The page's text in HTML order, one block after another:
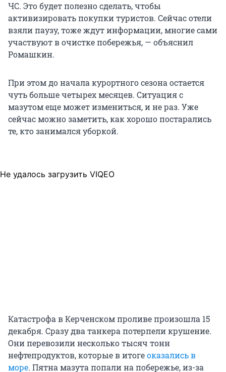
ЧС. Это будет полезно сделать, чтобы
активизировать покупки туристов. Сейчас отели
взяли паузу, тоже ждут информации, многие сами
участвуют в очистке побережья, — объяснил
Ромашкин.
При этом до начала курортного сезона остается
чуть больше четырех месяцев. Ситуация с
мазутом еще может измениться, и не раз. Уже
сейчас можно заметить, как хорошо постарались
те, кто занимался уборкой.
Не удалось загрузить VIQEO
Катастрофа в Керченском проливе произошла 15
декабря. Сразу два танкера потерпели крушение.
Они перевозили несколько тысяч тонн
нефтепродуктов, которые в итогеоказались в
море. Пятна мазута попали на побережье, из-за